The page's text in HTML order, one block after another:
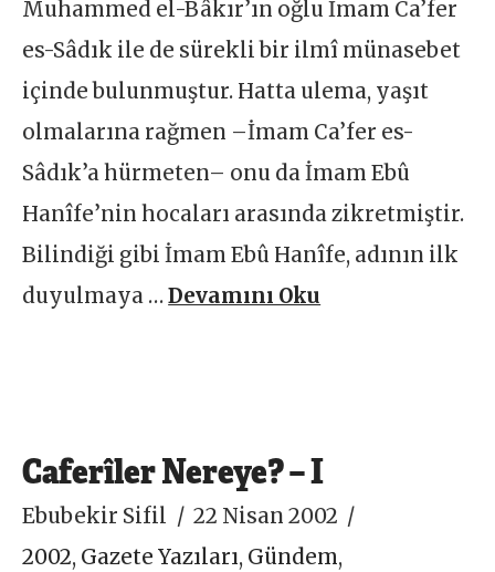
Muhammed el-Bâkır’ın oğlu İmam Ca’fer
es-Sâdık ile de sürekli bir ilmî münasebet
içinde bulunmuştur. Hatta ulema, yaşıt
olmalarına rağmen –İmam Ca’fer es-
Sâdık’a hürmeten– onu da İmam Ebû
Hanîfe’nin hocaları arasında zikretmiştir.
Bilindiği gibi İmam Ebû Hanîfe, adının ilk
duyulmaya …Devamını Oku
Caferîler Nereye? – I
Ebubekir Sifil
22 Nisan 2002
2002, Gazete Yazıları, Gündem,